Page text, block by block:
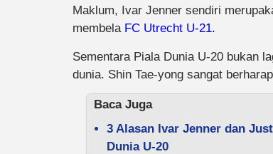
Maklum, Ivar Jenner sendiri
membela FC Utrecht U-21.
Sementara Piala Dunia U-20 bukan
dunia. Shin Tae-yong sangat
Baca Juga
3 Alasan Ivar Jenner dan
Dunia U-20